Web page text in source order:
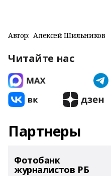
Автор: Алексей Шильников
Читайте нас
Партнеры
Фотобанк
журналистов РБ